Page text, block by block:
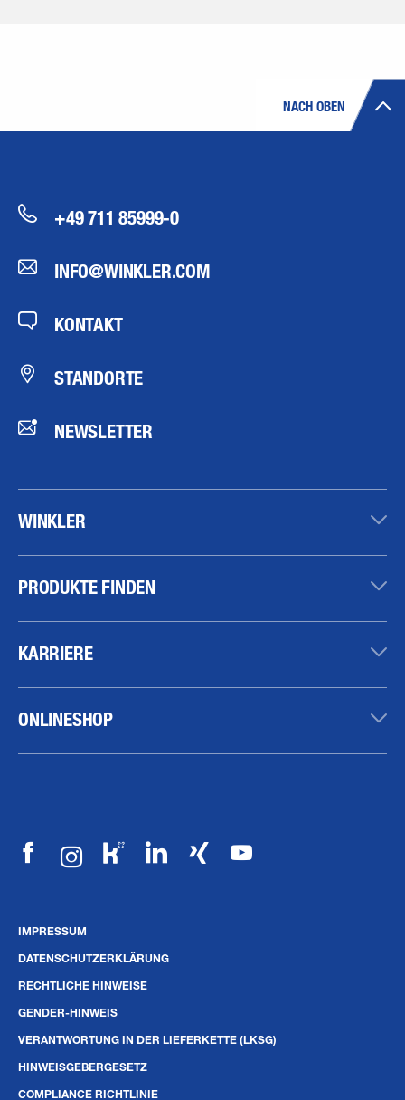
NACH OBEN
+49 711 85999-0
INFO@WINKLER.COM
KONTAKT
STANDORTE
NEWSLETTER
WINKLER
PRODUKTE FINDEN
KARRIERE
ONLINESHOP
IMPRESSUM
DATENSCHUTZERKLÄRUNG
RECHTLICHE HINWEISE
GENDER-HINWEIS
VERANTWORTUNG IN DER LIEFERKETTE (LKSG)
HINWEISGEBERGESETZ
COMPLIANCE RICHTLINIE